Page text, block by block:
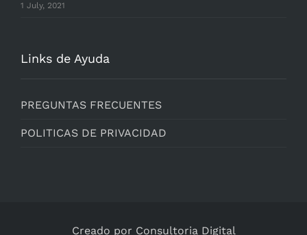
1 July, 2021
Links de Ayuda
PREGUNTAS FRECUENTES
POLITICAS DE PRIVACIDAD
Creado por Consultoria Digital